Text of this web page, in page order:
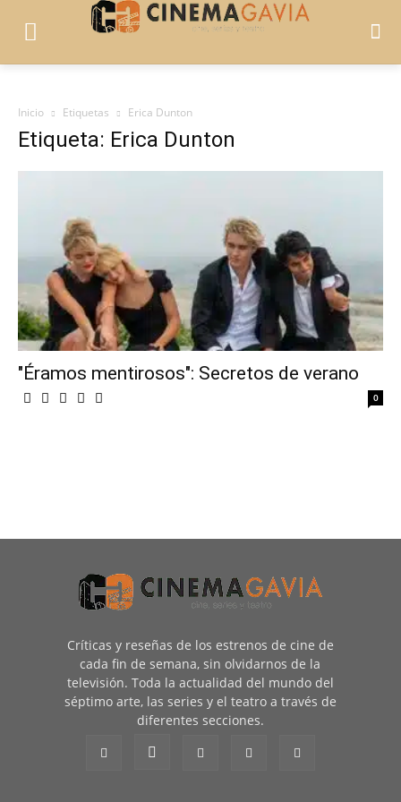
Inicio Etiquetas Erica Dunton
Etiqueta: Erica Dunton
"Éramos mentirosos": Secretos de verano
0
Críticas y reseñas de los estrenos de cine de
cada fin de semana, sin olvidarnos de la
televisión. Toda la actualidad del mundo del
séptimo arte, las series y el teatro a través de
diferentes secciones.